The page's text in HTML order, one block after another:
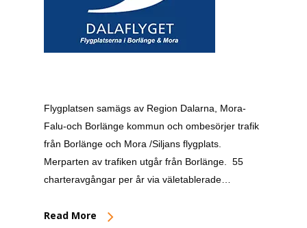
Flygplatsen samägs av Region Dalarna, Mora-
Falu-och Borlänge kommun och ombesörjer trafik
från Borlänge och Mora /Siljans flygplats.
Merparten av trafiken utgår från Borlänge. 55
charteravgångar per år via väletablerade…
Read More